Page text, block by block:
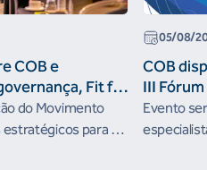
COB e
Fit for
Brasil em
do Movimento
para os
05/08/
COB
III
Evento